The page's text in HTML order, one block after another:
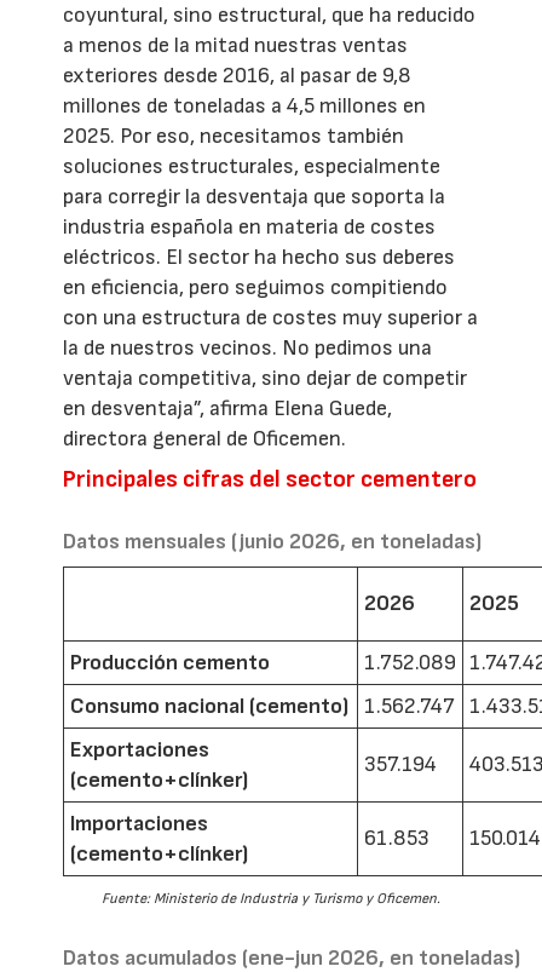
coyuntural, sino estructural, que ha reducido
a menos de la mitad nuestras ventas
exteriores desde 2016, al pasar de 9,8
millones de toneladas a 4,5 millones en
2025. Por eso, necesitamos también
soluciones estructurales, especialmente
para corregir la desventaja que soporta la
industria española en materia de costes
eléctricos. El sector ha hecho sus deberes
en eficiencia, pero seguimos compitiendo
con una estructura de costes muy superior a
la de nuestros vecinos. No pedimos una
ventaja competitiva, sino dejar de competir
en desventaja”, afirma Elena Guede,
directora general de Oficemen.
Principales cifras del sector cementero
Datos mensuales (junio 2026, en toneladas)
2026 2025
Producción cemento 1.752.089
Consumo nacional (cemento)
1.562.747
Exportaciones
(cemento+clínker)
357.194
Importaciones
(cemento+clínker)
61.853 150.014
Fuente: Ministerio de Industria y Turismo y Oficemen.
Datos acumulados (ene-jun 2026, en toneladas)